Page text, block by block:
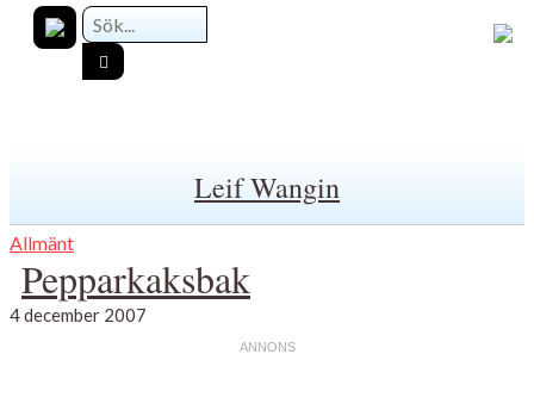
Leif Wangin
Allmänt
Pepparkaksbak
4 december 2007